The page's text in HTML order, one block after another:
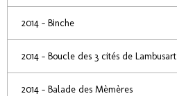
2014 - Binche
2014 - Boucle des 3 cités de Lambusart
2014 - Balade des Mèmères